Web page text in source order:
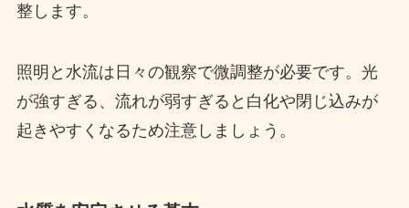
整します。
照明と水流は日々の観察で微調整が必要です。光
が強すぎる、流れが弱すぎると白化や閉じ込みが
起きやすくなるため注意しましょう。